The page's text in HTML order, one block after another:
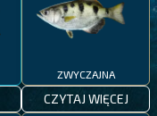
ZWYCZAJNA
CZYTAJ WIĘCEJ